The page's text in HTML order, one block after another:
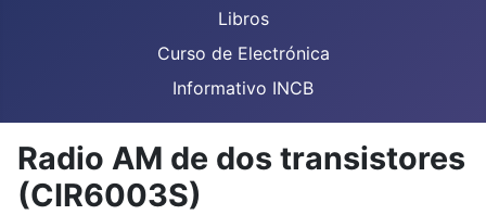
Libros
Curso de Electrónica
Informativo INCB
Radio AM de dos transistores
(CIR6003S)